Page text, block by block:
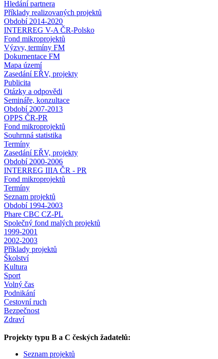
Hledání partnera
Příklady realizovaných projektů
Období 2014-2020
INTERREG V-A ČR-Polsko
Fond mikroprojektů
Výzvy, termíny FM
Dokumentace FM
Mapa území
Zasedání EŘV, projekty
Publicita
Otázky a odpovědi
Semináře, konzultace
Období 2007-2013
OPPS ČR-PR
Fond mikroprojektů
Souhrnná statistika
Termíny
Zasedání EŘV, projekty
Období 2000-2006
INTERREG IIIA ČR - PR
Fond mikroprojektů
Termíny
Seznam projektů
Období 1994-2003
Phare CBC CZ-PL
Společný fond malých projektů
1999-2001
2002-2003
Příklady projektů
Školství
Kultura
Sport
Volný čas
Podnikání
Cestovní ruch
Bezpečnost
Zdraví
Projekty typu B a C českých žadatelů:
Seznam projektů